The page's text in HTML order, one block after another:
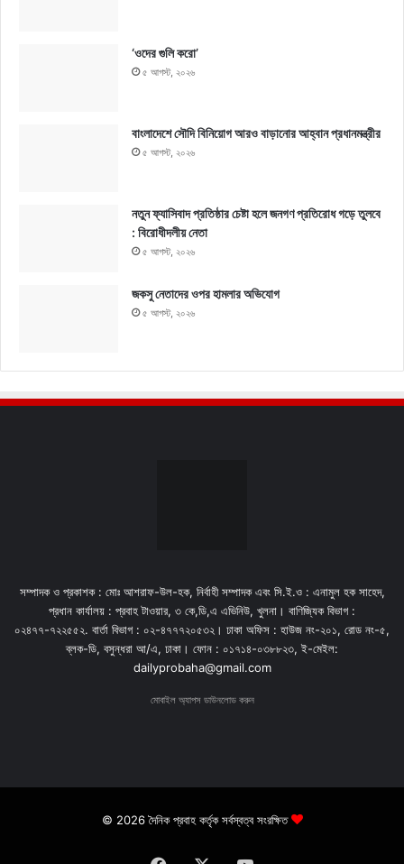
‘ওদের গুলি করো’
৫ আগস্ট, ২০২৬
বাংলাদেশে সৌদি বিনিয়োগ আরও বাড়ানোর আহ্বান প্রধানমন্ত্রীর
৫ আগস্ট, ২০২৬
নতুন ফ্যাসিবাদ প্রতিষ্ঠার চেষ্টা হলে জনগণ প্রতিরোধ গড়ে তুলবে
: বিরোধীদলীয় নেতা
৫ আগস্ট, ২০২৬
জকসু নেতাদের ওপর হামলার অভিযোগ
৫ আগস্ট, ২০২৬
সম্পাদক ও প্রকাশক : মোঃ আশরাফ-উল-হক, নির্বাহী সম্পাদক এবং সি.ই.ও : এনামুল হক সাহেদ,
প্রধান কার্যালয় : প্রবাহ টাওয়ার, ৩ কে,ডি,এ এভিনিউ, খুলনা। বাণিজ্যিক বিভাগ :
০২৪৭৭-৭২২৫৫২. বার্তা বিভাগ : ০২-৪৭৭৭২০৫৩২। ঢাকা অফিস : হাউজ নং-২০১, রোড নং-৫,
ব্লক-ডি, বসুন্ধরা আ/এ, ঢাকা। ফোন : ০১৭১৪-০৩৮৮২৩, ই-মেইল:
dailyprobaha@gmail.com
মোবাইল অ্যাপস ডাউনলোড করুন
© 2026 দৈনিক প্রবাহ কর্তৃক সর্বস্বত্ব সংরক্ষিত